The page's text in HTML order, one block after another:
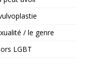
/ le genre
LGBT